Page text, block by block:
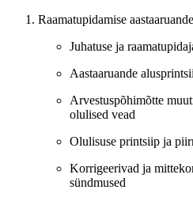
Raamatupidamise
Juhatuse ja
Aastaaruande
Arvestuspõhimõtte
olulised vead
Olulisuse printsiip ja
Korrigeerivad ja
sündmused